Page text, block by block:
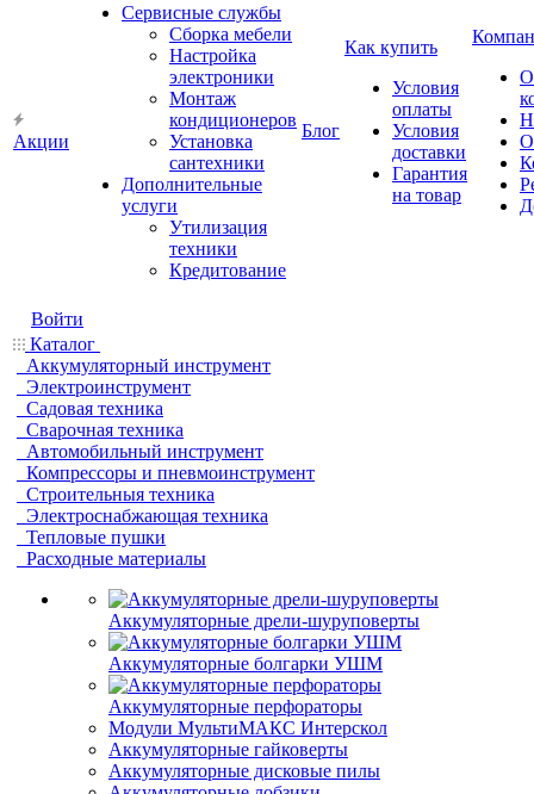
Акции
Сервисные службы
Сборка мебели
Настройка
электроники
Монтаж
кондиционеров
Установка
сантехники
Дополнительные
услуги
Утилизация
техники
Кредитование
Блог
Как купить
Условия
оплаты
Условия
доставки
Гарантия
на товар
О
Войти
Каталог
Аккумуляторный инструмент
Электроинструмент
Садовая техника
Сварочная техника
Автомобильный инструмент
Компрессоры и пневмоинструмент
Строительныя техника
Электроснабжающая техника
Тепловые пушки
Расходные материалы
Аккумуляторные дрели-шуруповерты
Аккумуляторные болгарки УШМ
Аккумуляторные перфораторы
Модули МультиМАКС Интерскол
Аккумуляторные гайковерты
Аккумуляторные дисковые пилы